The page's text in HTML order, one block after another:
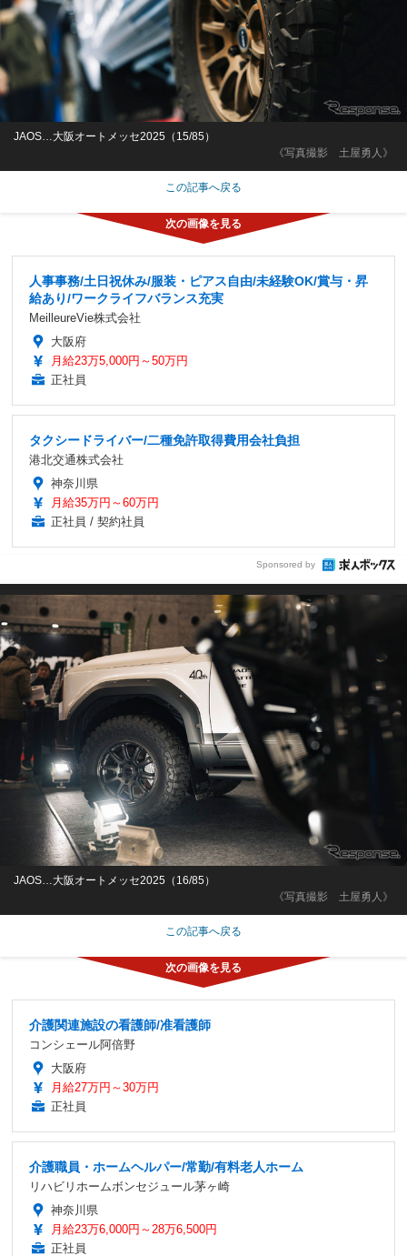
《写真撮影 土屋勇人》
JAOS…大阪オートメッセ2025（15/85）
この記事へ戻る
人事事務/土日祝休み/服装・ピアス自由/未経験OK/賞与・昇
給あり/ワークライフバランス充実
MeilleureVie株式会社
大阪府
月給23万5,000円～50万円
正社員
タクシードライバー/二種免許取得費用会社負担
港北交通株式会社
神奈川県
月給35万円～60万円
正社員 / 契約社員
Sponsored by
《写真撮影 土屋勇人》
JAOS…大阪オートメッセ2025（16/85）
この記事へ戻る
介護関連施設の看護師/准看護師
コンシェール阿倍野
大阪府
月給27万円～30万円
正社員
介護職員・ホームヘルパー/常勤/有料老人ホーム
リハビリホームボンセジュール茅ヶ崎
神奈川県
月給23万6,000円～28万6,500円
正社員